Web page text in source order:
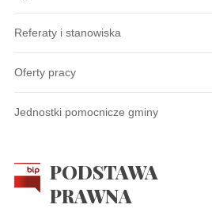
Referaty i stanowiska
Oferty pracy
Jednostki pomocnicze gminy
PODSTAWA
PRAWNA